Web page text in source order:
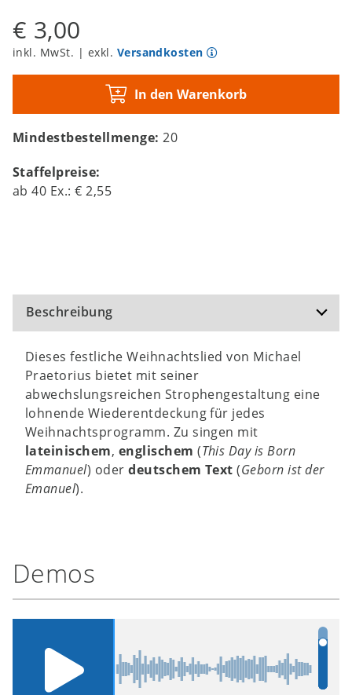
€ 3,00
inkl. MwSt. | exkl. Versandkosten
In den Warenkorb
Mindestbestellmenge:20
Staffelpreise:
ab40 Ex.:€ 2,55
Beschreibung
Dieses festliche Weihnachtslied von Michael
Praetorius bietet mit seiner
abwechslungsreichen Strophengestaltung eine
lohnende Wiederentdeckung für jedes
Weihnachtsprogramm. Zu singen mit
lateinischem, englischem (This Day is Born
Emmanuel) oderdeutschem Text (Geborn ist der
Emanuel).
Demos